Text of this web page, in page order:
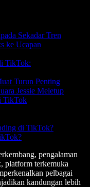
Sekadar Tren
ke Ucapan
TikTok:
Turun Penting
Jessie Meletup
TikTok
di TikTok?
pengalaman
platform terkemuka
pelbagai
kandungan lebih